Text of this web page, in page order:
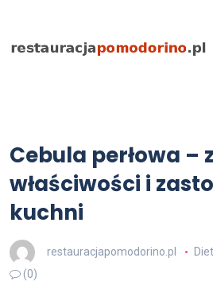
Cebula perłowa –
właściwości i
kuchni
restauracjapomodorino.pl
(0)